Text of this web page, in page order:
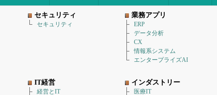
セキュリティ
セキュリティ
業務アプリ
ERP
データ分析
CX
情報系システム
エンタープライズAI
IT経営
経営とIT
インダストリー
医療IT